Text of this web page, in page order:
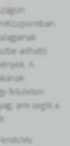
adható
A
felületen
ami segíti a